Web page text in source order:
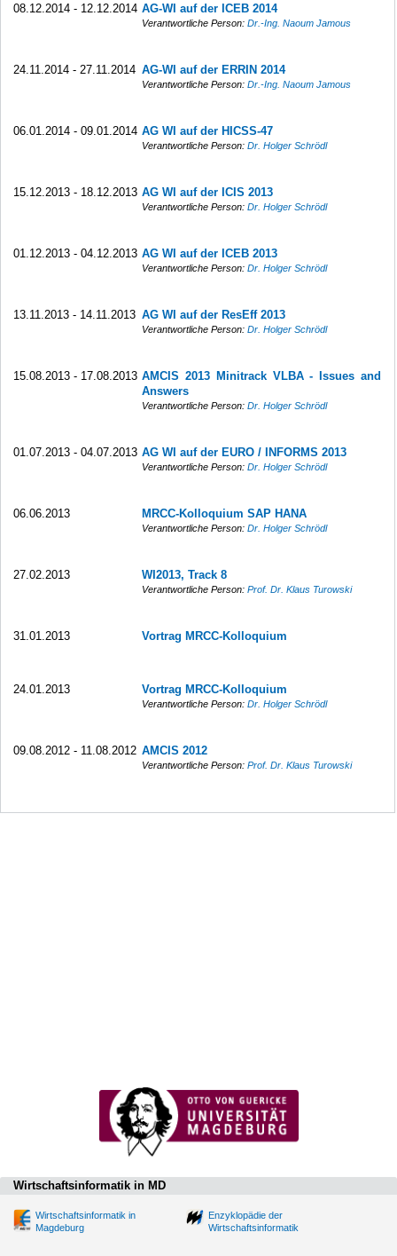
08.12.2014 - 12.12.2014 AG-WI auf der ICEB 2014
Verantwortliche Person:Dr.-Ing. Naoum Jamous
24.11.2014 - 27.11.2014 AG-WI auf der ERRIN 2014
Verantwortliche Person:Dr.-Ing. Naoum Jamous
06.01.2014 - 09.01.2014 AG WI auf der HICSS-47
Verantwortliche Person:Dr. Holger Schrödl
15.12.2013 - 18.12.2013 AG WI auf der ICIS 2013
Verantwortliche Person:Dr. Holger Schrödl
01.12.2013 - 04.12.2013 AG WI auf der ICEB 2013
Verantwortliche Person:Dr. Holger Schrödl
13.11.2013 - 14.11.2013 AG WI auf der ResEff 2013
Verantwortliche Person:Dr. Holger Schrödl
15.08.2013 - 17.08.2013 AMCIS 2013 Minitrack VLBA - Issues and
Answers
Verantwortliche Person:Dr. Holger Schrödl
01.07.2013 - 04.07.2013 AG WI auf der EURO / INFORMS 2013
Verantwortliche Person:Dr. Holger Schrödl
06.06.2013 MRCC-Kolloquium SAP HANA
Verantwortliche Person:Dr. Holger Schrödl
27.02.2013 WI2013, Track 8
Verantwortliche Person:Prof. Dr. Klaus Turowski
31.01.2013 Vortrag MRCC-Kolloquium
24.01.2013 Vortrag MRCC-Kolloquium
Verantwortliche Person:Dr. Holger Schrödl
09.08.2012 - 11.08.2012 AMCIS 2012
Verantwortliche Person:Prof. Dr. Klaus Turowski
Wirtschaftsinformatik in MD
Wirtschaftsinformatik in
Magdeburg
Enzyklopädie der
Wirtschaftsinformatik